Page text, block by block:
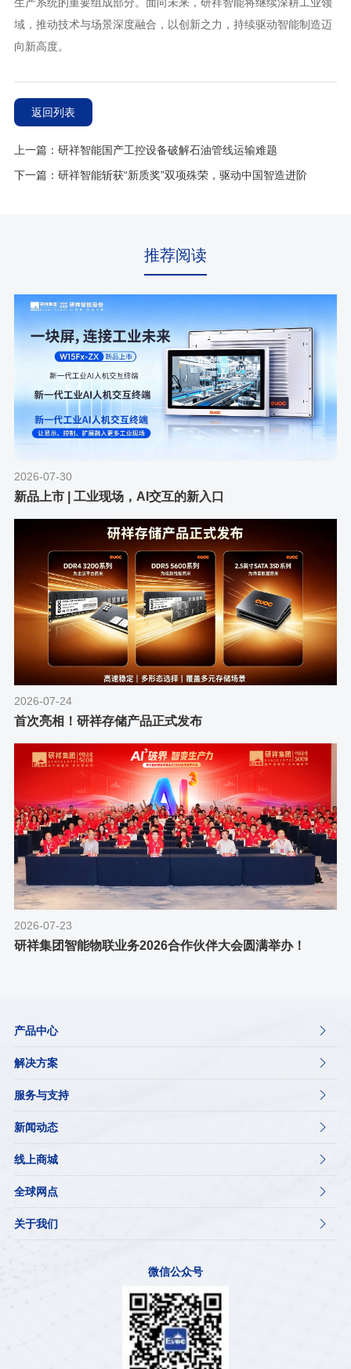
生产系统的重要组成部分。面向未来，研祥智能将继续深耕工业领
域，推动技术与场景深度融合，以创新之力，持续驱动智能制造迈
向新高度。
返回列表
上一篇：研祥智能国产工控设备破解石油管线运输难题
下一篇：研祥智能斩获“新质奖”双项殊荣，驱动中国智造进阶
推荐阅读
2026-07-30
新品上市 | 工业现场，AI交互的新入口
2026-07-24
首次亮相！研祥存储产品正式发布
2026-07-23
研祥集团智能物联业务2026合作伙伴大会圆满举办！
产品中心 
解决方案 
服务与支持 
新闻动态 
线上商城 
全球网点 
关于我们 
微信公众号